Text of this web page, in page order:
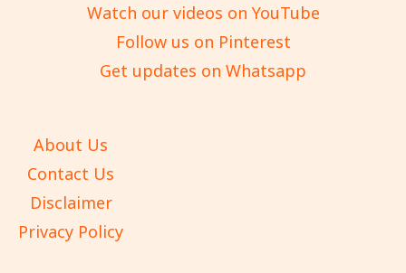
Watch our videos on YouTube
Follow us on Pinterest
Get updates on Whatsapp
About Us
Contact Us
Disclaimer
Privacy Policy